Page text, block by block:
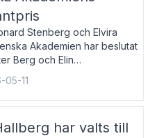
Stenberg och Elvira
Akademien har beslutat
Berg och Elin
Svenska Akademiens
för år 2026. Priset är
syftar till att lyfta fram
05-11
har valts till